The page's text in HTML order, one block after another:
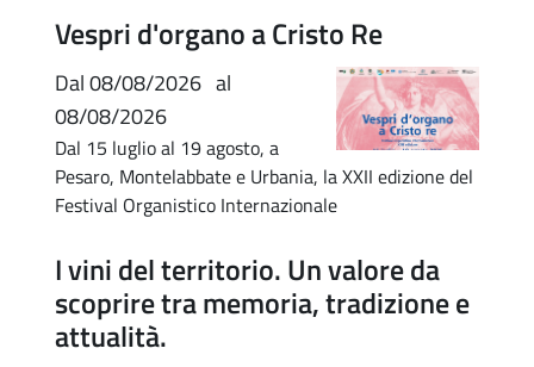
Vespri d'organo a Cristo Re
Dal08/08/2026 al
08/08/2026
Dal 15 luglio al 19 agosto, a
Pesaro, Montelabbate e Urbania, la XXII edizione del
Festival Organistico Internazionale
I vini del territorio. Un valore da
scoprire tra memoria, tradizione e
attualità.